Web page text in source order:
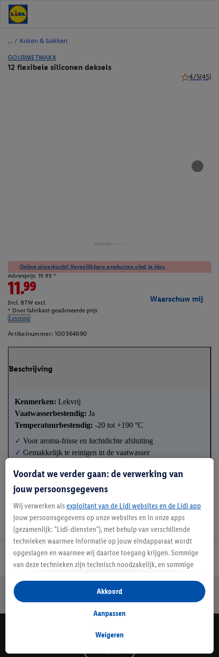
/ Koken & bakken
GOURMETMAXX
12 flexibele siliconen deksels
4/5(45)
Online uitverkocht! Vergelijkbare producten vind je hier.
Adviesprijs: 19.99 *
11.99
Incl. BTW excl.
* Door fabrikant geadviseerde prijs
Levering
Waarschuw mij
Artikelnummer: 100364690
Beschrijving
Kenmerken: Lekvrij
Vaatwasserbestendig: Ja
Temperatuurbestendig: -20 tot +190 °C
✓ Voor aroma-frisse en luchtdichte afsluiting
✓ Gemakkelijk te reinigen in de vaatwasser
Lidl Nieuwsbrief
Jouw voordelen bij ons als Lidl webshop klant
Gratis retourneren Veilig winkelen 30 dagen bedenktijd
Lidl Nieuwsbrief
Voordat we verder gaan: de verwerking van
jouw persoonsgegevens
Wij verwerken als exploitant van de Lidl websites en de Lidl app
jouw persoonsgegevens op onze websites en in onze apps
(gezamenlijk: "Lidl-diensten"), met behulp van verschillende
technieken waarmee informatie op jouw eindapparaat wordt
opgeslagen en waarmee wij daartoe toegang krijgen. Sommige
van deze technieken zijn technisch noodzakelijk, en sommige
opslaan van voorkeursinstellingen, het verzamelen en
analyseren van statistieken of voor het tonen van
gepersonaliseerde reclame binnen en buiten de Lidl-diensten.
gegevens over jouw aankoopgedrag in de winkel ook voor de
Weigeren
Aanpassen
Akkoord